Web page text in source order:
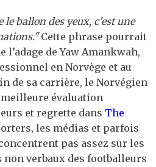
le ballon des yeux, c'est une
Cette phrase pourrait
l’adage de Yaw Amankwah,
en Norvège et au
de sa carrière, le Norvégien
évaluation
et regrette dans The
les médias et parfois
pas assez sur les
non verbaux des footballeurs